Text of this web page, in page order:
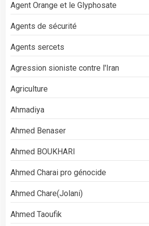
Agent Orange et le Glyphosate
Agents de sécurité
Agents sercets
Agression sioniste contre l'Iran
Agriculture
Ahmadiya
Ahmed Benaser
Ahmed BOUKHARI
Ahmed Charai pro génocide
Ahmed Chare(Jolani)
Ahmed Taoufik